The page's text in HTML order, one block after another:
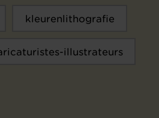
kleurenlithografie
illustrateurs